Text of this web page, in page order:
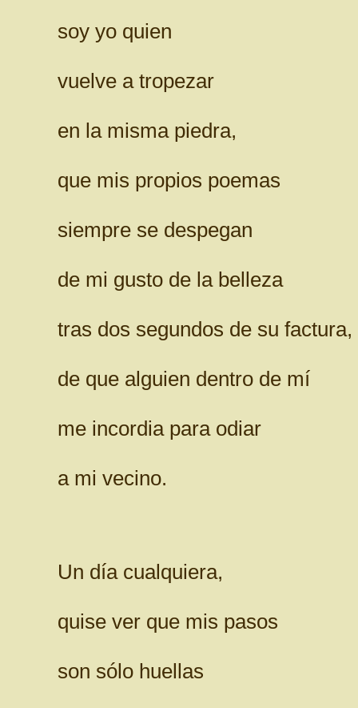
soy yo quien
vuelve a tropezar
en la misma piedra,
que mis propios poemas
siempre se despegan
de mi gusto de la belleza
tras dos segundos de su factura,
de que alguien dentro de mí
me incordia para odiar
a mi vecino.
Un día cualquiera,
quise ver que mis pasos
son sólo huellas